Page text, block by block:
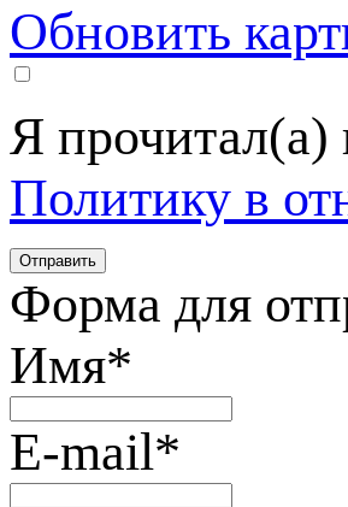
Обновить
Я
Политику в
Форма для
Имя*
E-mail*